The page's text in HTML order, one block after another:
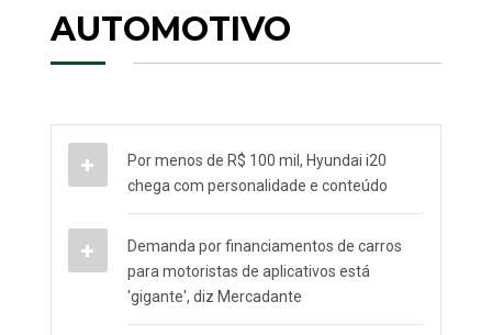
AUTOMOTIVO
Por menos de R$ 100 mil, Hyundai i20
chega com personalidade e conteúdo
Demanda por financiamentos de carros
para motoristas de aplicativos está
'gigante', diz Mercadante